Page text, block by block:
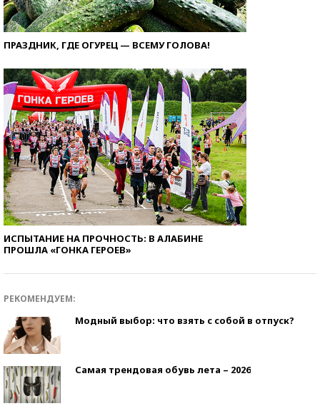
ПРАЗДНИК, ГДЕ ОГУРЕЦ — ВСЕМУ ГОЛОВА!
ИСПЫТАНИЕ НА ПРОЧНОСТЬ: В АЛАБИНЕ
ПРОШЛА «ГОНКА ГЕРОЕВ»
РЕКОМЕНДУЕМ:
Модный выбор: что взять с собой в отпуск?
Самая трендовая обувь лета – 2026